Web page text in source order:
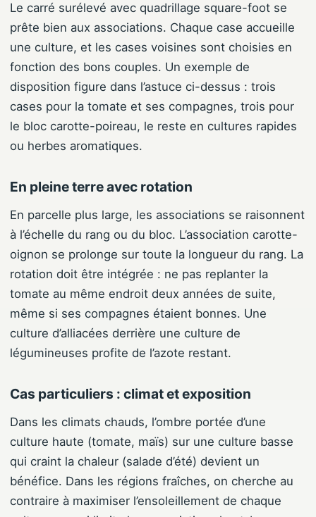
Le carré surélevé avec quadrillage square-foot se
prête bien aux associations. Chaque case accueille
une culture, et les cases voisines sont choisies en
fonction des bons couples. Un exemple de
disposition figure dans l’astuce ci-dessus : trois
cases pour la tomate et ses compagnes, trois pour
le bloc carotte-poireau, le reste en cultures rapides
ou herbes aromatiques.
En pleine terre avec rotation
En parcelle plus large, les associations se raisonnent
à l’échelle du rang ou du bloc. L’association carotte-
oignon se prolonge sur toute la longueur du rang. La
rotation doit être intégrée : ne pas replanter la
tomate au même endroit deux années de suite,
même si ses compagnes étaient bonnes. Une
culture d’alliacées derrière une culture de
légumineuses profite de l’azote restant.
Cas particuliers : climat et exposition
Dans les climats chauds, l’ombre portée d’une
culture haute (tomate, maïs) sur une culture basse
qui craint la chaleur (salade d’été) devient un
bénéfice. Dans les régions fraîches, on cherche au
contraire à maximiser l’ensoleillement de chaque